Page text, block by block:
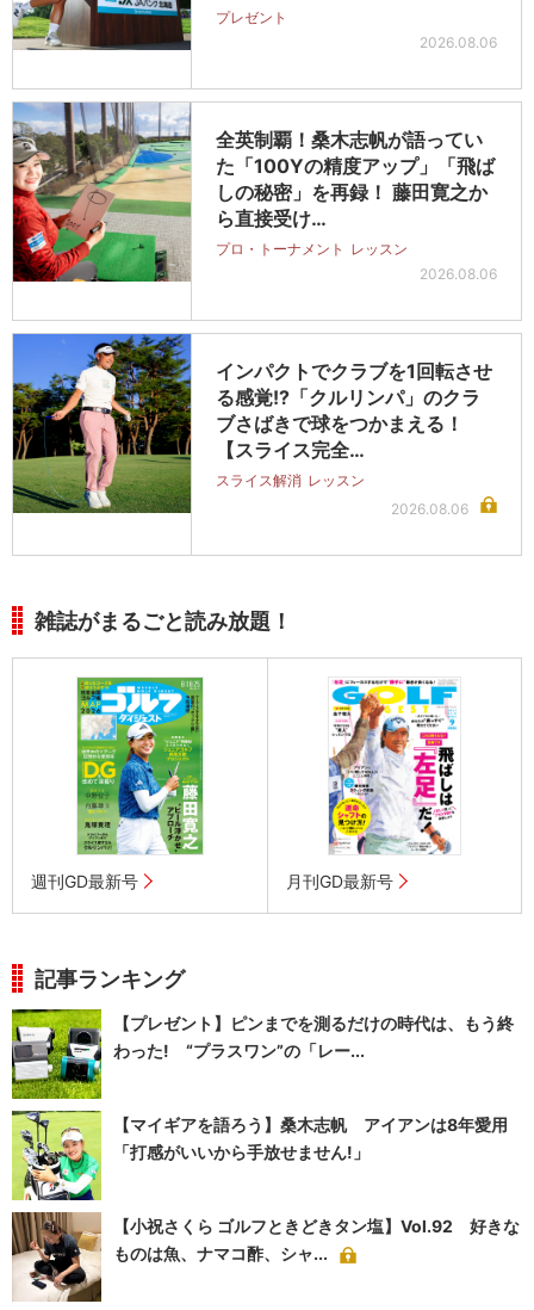
プレゼント
2026.08.06
全英制覇！桑木志帆が語ってい
た「100Yの精度アップ」「飛ば
しの秘密」を再録！ 藤田寛之か
ら直接受け…
プロ・トーナメント レッスン
2026.08.06
インパクトでクラブを1回転させ
る感覚!?「クルリンパ」のクラ
ブさばきで球をつかまえる！
【スライス完全…
スライス解消 レッスン
2026.08.06
雑誌がまるごと読み放題！
週刊GD最新号 月刊GD最新号
記事ランキング
【プレゼント】ピンまでを測るだけの時代は、もう終
わった! “プラスワン”の「レー...
【マイギアを語ろう】桑木志帆 アイアンは8年愛用
「打感がいいから手放せません!」
【小祝さくら ゴルフときどきタン塩】Vol.92 好きな
ものは魚、ナマコ酢、シャ...